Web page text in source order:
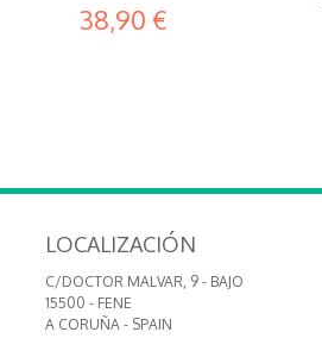
38,90 €
LOCALIZACIÓN
C/DOCTOR MALVAR, 9 - BAJO
15500 - FENE
A CORUÑA - SPAIN